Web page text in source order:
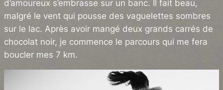
d’amoureux s’embrasse sur un banc. Il fait beau,
malgré le vent qui pousse des vaguelettes sombres
sur le lac. Après avoir mangé deux grands carrés de
chocolat noir, je commence le parcours qui me fera
boucler mes 7 km.